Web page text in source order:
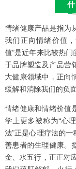
情绪健康产品是指为
我们正向情绪价值
值”是近年来比较热
于品牌塑造及产品营
大健康领域中，正向
缓解和消除我们的负
情绪健康和情绪价值
学上更多被称为“心
法”正是心理疗法的
善患者的生理健康。
金、水五行，正正对